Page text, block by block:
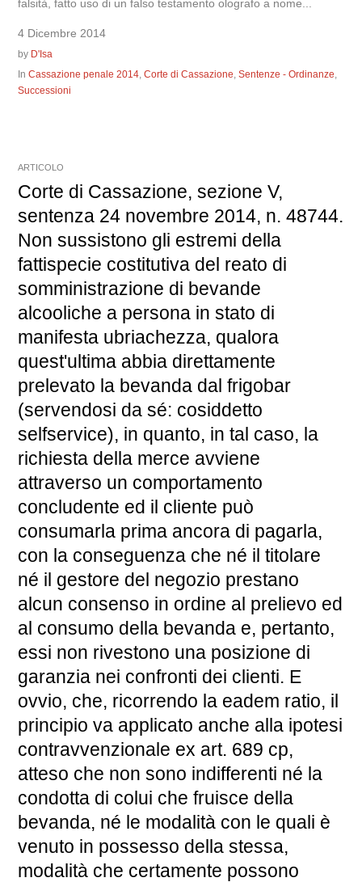
falsità, fatto uso di un falso testamento olografo a nome...
4 Dicembre 2014
by D'Isa
InCassazione penale 2014 ,Corte di Cassazione ,Sentenze - Ordinanze
Successioni
ARTICOLO
Corte di Cassazione, sezione V,
sentenza 24 novembre 2014, n. 48744.
Non sussistono gli estremi della
fattispecie costitutiva del reato di
somministrazione di bevande
alcooliche a persona in stato di
manifesta ubriachezza, qualora
quest'ultima abbia direttamente
prelevato la bevanda dal frigobar
(servendosi da sé: cosiddetto
selfservice), in quanto, in tal caso, la
richiesta della merce avviene
attraverso un comportamento
concludente ed il cliente può
consumarla prima ancora di pagarla,
con la conseguenza che né il titolare
né il gestore del negozio prestano
alcun consenso in ordine al prelievo ed
al consumo della bevanda e, pertanto,
essi non rivestono una posizione di
garanzia nei confronti dei clienti. E
ovvio, che, ricorrendo la eadem ratio, il
principio va applicato anche alla ipotesi
contravvenzionale ex art. 689 cp,
atteso che non sono indifferenti né la
condotta di colui che fruisce della
bevanda, né le modalità con le quali è
venuto in possesso della stessa,
modalità che certamente possono